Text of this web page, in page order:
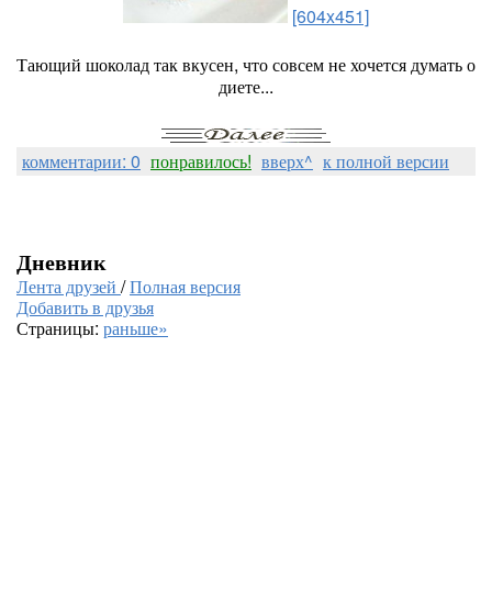
[604x451]
Тающий шоколад так вкусен, что совсем не хочется думать о
диете...
комментарии: 0 понравилось! вверх^ к полной версии
Дневник
Лента друзей /Полная версия
Добавить в друзья
Страницы: раньше»